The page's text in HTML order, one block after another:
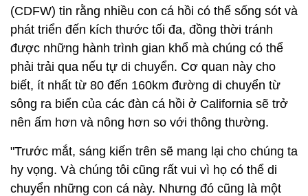
(CDFW) tin rằng nhiều con cá hồi có thể sống sót và
phát triển đến kích thước tối đa, đồng thời tránh
được những hành trình gian khổ mà chúng có thể
phải trải qua nếu tự di chuyển. Cơ quan này cho
biết, ít nhất từ 80 đến 160km đường di chuyển từ
sông ra biển của các đàn cá hồi ở California sẽ trở
nên ấm hơn và nông hơn so với thông thường.
"Trước mắt, sáng kiến trên sẽ mang lại cho chúng ta
hy vọng. Và chúng tôi cũng rất vui vì họ có thể di
chuyển những con cá này. Nhưng đó cũng là một